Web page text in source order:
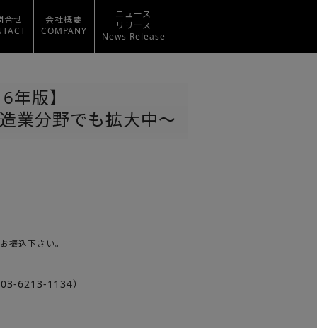
合せ
会社概要
COMPANY
ニュース
リリース
News Release
版】
業分野でも拡大中～
振込下さい。
6213-1134）